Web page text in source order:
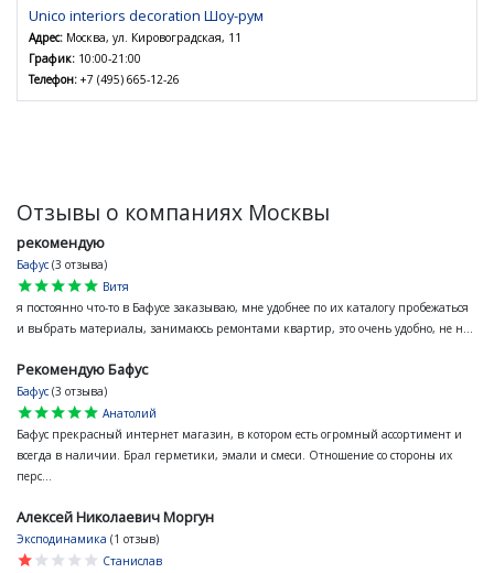
Unico interiors decoration Шоу-рум
Адрес: Москва, ул. Кировоградская, 11
График: 10:00-21:00
Телефон: +7 (495) 665-12-26
Отзывы о компаниях Москвы
рекомендую
Бафус (3 отзыва)
star
star
star
star
star
Витя
я постоянно что-то в Бафусе заказываю, мне удобнее по их каталогу пробежаться
и выбрать материалы, занимаюсь ремонтами квартир, это очень удобно, не н...
Рекомендую Бафус
Бафус (3 отзыва)
star
star
star
star
star
Анатолий
Бафус прекрасный интернет магазин, в котором есть огромный ассортимент и
всегда в наличии. Брал герметики, эмали и смеси. Отношение со стороны их
перс...
Алексей Николаевич Моргун
Эксподинамика (1 отзыв)
star
star
star
star
star
Станислав